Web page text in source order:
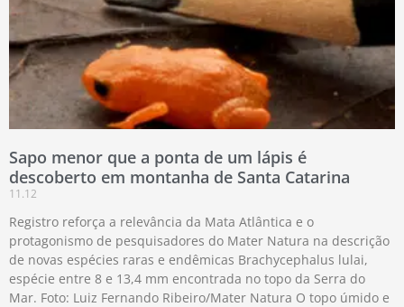
Sapo menor que a ponta de um lápis é
descoberto em montanha de Santa Catarina
11.12
Registro reforça a relevância da Mata Atlântica e o
protagonismo de pesquisadores do Mater Natura na descrição
de novas espécies raras e endêmicas Brachycephalus lulai,
espécie entre 8 e 13,4 mm encontrada no topo da Serra do
Mar. Foto: Luiz Fernando Ribeiro/Mater Natura O topo úmido e